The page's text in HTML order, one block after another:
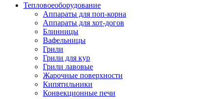
Тепловоеоборудование
Аппараты для поп-корна
Аппараты для хот-догов
Блинницы
Вафельницы
Грили
Грили для кур
Грили лавовые
Жарочные поверхности
Кипятильники
Конвекционные печи